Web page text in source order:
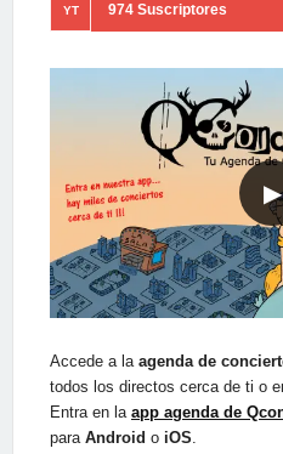
YT 974 Suscriptores
▶
Accede a la agenda de
todos los directos cerca de ti o
Entra en la app agenda de
para Android o iOS.